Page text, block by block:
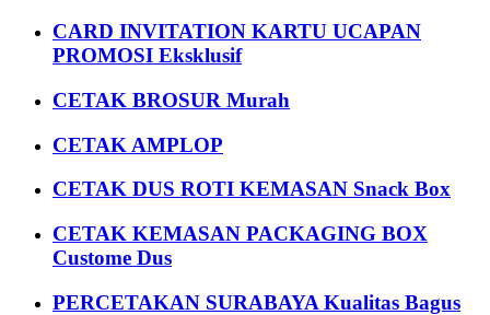
CARD INVITATION KARTU UCAPAN
PROMOSI Eksklusif
CETAK BROSUR Murah
CETAK AMPLOP
CETAK DUS ROTI KEMASAN Snack Box
CETAK KEMASAN PACKAGING BOX
Custome Dus
PERCETAKAN SURABAYA Kualitas Bagus